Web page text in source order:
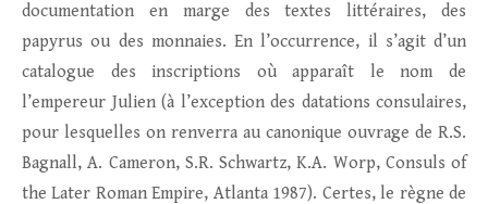
documentation en marge des textes littéraires, des
papyrus ou des monnaies. En l’occurrence, il s’agit d’un
catalogue des inscriptions où apparaît le nom de
l’empereur Julien (à l’exception des datations consulaires,
pour lesquelles on renverra au canonique ouvrage de R.S.
Bagnall, A. Cameron, S.R. Schwartz, K.A. Worp, Consuls of
the Later Roman Empire, Atlanta 1987). Certes, le règne de